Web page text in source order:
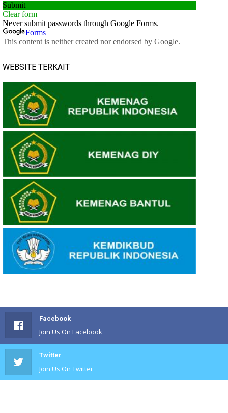
WEBSITE TERKAIT
Facebook
Join Us On Facebook
Twitter
Join Us On Twitter